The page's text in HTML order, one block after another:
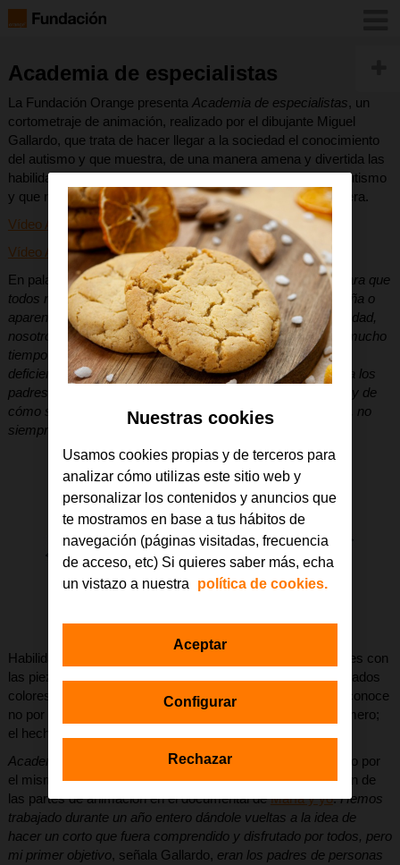
Academia de especialistas
La Fundación Orange presenta Academia de especialistas, un
cortometraje de animación, realizado por el dibujante Miguel
Gallardo, que trata de hacer llegar a la sociedad el conocimiento
del autismo y que muestra, de una manera amena y divertida las
habilidades especiales que tienen muchas personas con autismo
y que no siempre se comprenden cuando se ven desde fuera.
Vídeo Academia de especialistas en Youtube
Vídeo Academia de especialistas subtitulado en Youtube
En palabras de Miguel Gallardo,es una pequeña historia para que
todos nos sintamos orgullosos de nuestros hijos por pequeña o
aparentemente inútil que sea su habilidad a ojos de la sociedad,
nosotros sabemos la importancia que tienen. Después de mucho
tiempo de hablar sólo de discapacidades, minusvalías y
deficiencias psíquicas o físicas, mi intención era hablarles a los
padres de habilidades, de las habilidades de nuestros hijos y de
cómo suplen sus problemas con imaginación e inteligencia, no
siempre bien comprendida
Habilidades especiales como, por ejemplo, hacer los puzzles con
las piezas del revés, pues el lado dibujado contiene demasiados
colores y despista; catalogar a todas las personas que se conoce
no por su nombre, sino por una combinación de color y número;
el hecho de cerrar todas las puertas, etc.
Academia de especialistas
es un corto de animación creado por
el mismo equipo deEl viaje de Maríay responsable también de
las partes de animación en el documental deMaría y yo.Hemos
trabajado durante un año entero dándole vueltas a la idea de
hacer un corto que fuera comprendido y disfrutado por todos, pero
mi primer objetivo, señala Gallardo, eran los padres de personas
Nuestras cookies
Usamos cookies propias y de terceros para
analizar cómo utilizas este sitio web y
personalizar los contenidos y anuncios que
te mostramos en base a tus hábitos de
navegación (páginas visitadas, frecuencia
de acceso, etc) Si quieres saber más, echa
un vistazo a nuestra
política de cookies.
Configurar
Rechazar
Aceptar